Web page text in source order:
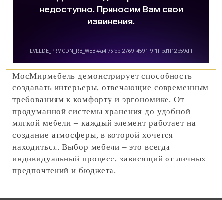
МосМирмебель демонстрирует способность
создавать интерьеры, отвечающие современным
требованиям к комфорту и эргономике. От
продуманной системы хранения до удобной
мягкой мебели – каждый элемент работает на
создание атмосферы, в которой хочется
находиться. Выбор мебели – это всегда
индивидуальный процесс, зависящий от личных
предпочтений и бюджета.